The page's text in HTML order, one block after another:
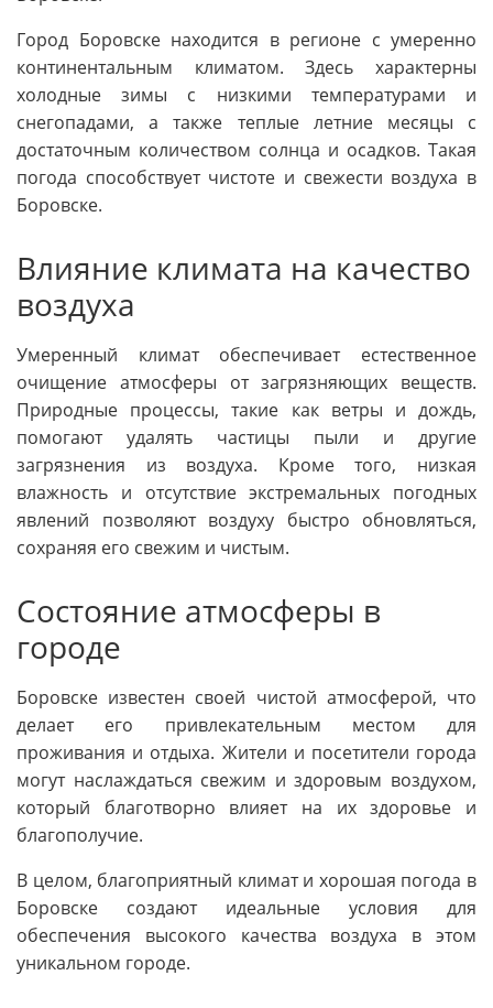
Город Боровске находится в регионе с умеренно
континентальным климатом. Здесь характерны
холодные зимы с низкими температурами и
снегопадами, а также теплые летние месяцы с
достаточным количеством солнца и осадков. Такая
погода способствует чистоте и свежести воздуха в
Боровске.
Влияние климата на качество
воздуха
Умеренный климат обеспечивает естественное
очищение атмосферы от загрязняющих веществ.
Природные процессы, такие как ветры и дождь,
помогают удалять частицы пыли и другие
загрязнения из воздуха. Кроме того, низкая
влажность и отсутствие экстремальных погодных
явлений позволяют воздуху быстро обновляться,
сохраняя его свежим и чистым.
Состояние атмосферы в
городе
Боровске известен своей чистой атмосферой, что
делает его привлекательным местом для
проживания и отдыха. Жители и посетители города
могут наслаждаться свежим и здоровым воздухом,
который благотворно влияет на их здоровье и
благополучие.
В целом, благоприятный климат и хорошая погода в
Боровске создают идеальные условия для
обеспечения высокого качества воздуха в этом
уникальном городе.